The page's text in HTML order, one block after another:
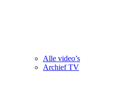
Alle video’s
Archief TV